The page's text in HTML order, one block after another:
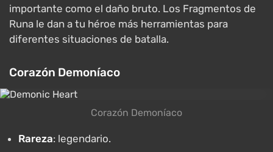
importante como el daño bruto. Los Fragmentos de
Runa le dan a tu héroe más herramientas para
diferentes situaciones de batalla.
Corazón Demoníaco
Corazón Demoníaco
Rareza: legendario.